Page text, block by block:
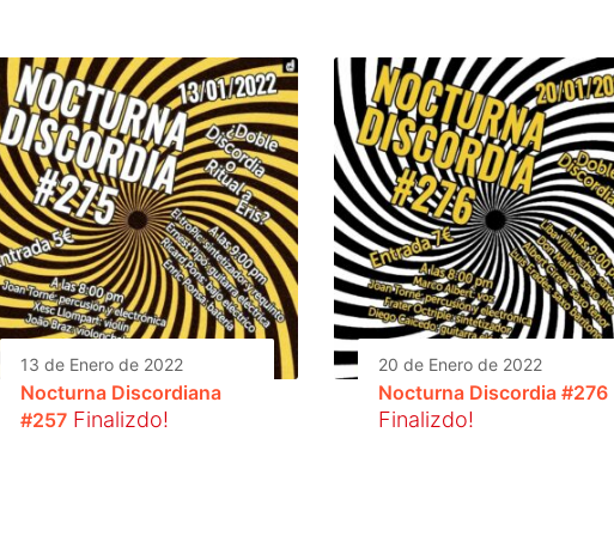
13 de Enero de 2022
Nocturna Discordiana
#257 Finalizdo!
20 de Enero de 2022
Nocturna Discordia #276
Finalizdo!